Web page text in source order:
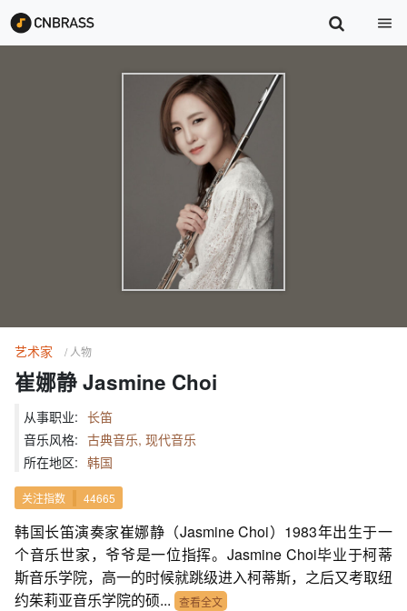
艺术家 / 人物
崔娜静 Jasmine Choi
从事职业: 长笛
音乐风格: 古典音乐, 现代音乐
所在地区: 韩国
关注指数 44665
韩国长笛演奏家崔娜静（Jasmine Choi）1983年出生于一
个音乐世家，爷爷是一位指挥。Jasmine Choi毕业于柯蒂
斯音乐学院，高一的时候就跳级进入柯蒂斯，之后又考取纽
约茱莉亚音乐学院的硕... 查看全文